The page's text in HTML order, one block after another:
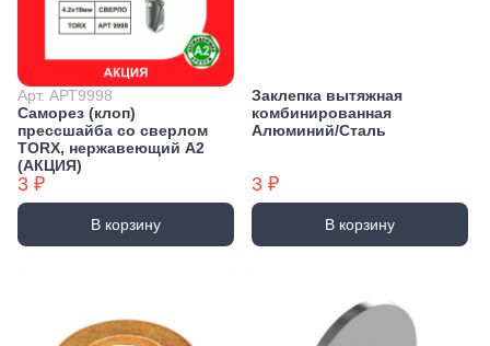
Арт. АРТ9998
Саморез (клоп)
прессшайба со сверлом
TORX, нержавеющий А2
(АКЦИЯ)
3 ₽
В корзину
Заклепка вытяжная
комбинированная
Алюминий/Сталь
3 ₽
В корзину